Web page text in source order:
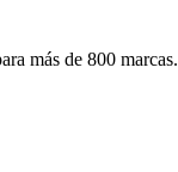
más de 800 marcas.